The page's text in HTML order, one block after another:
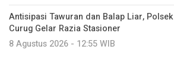
Antisipasi Tawuran dan Balap Liar, Polsek
Curug Gelar Razia Stasioner
8 Agustus 2026 - 12:55 WIB